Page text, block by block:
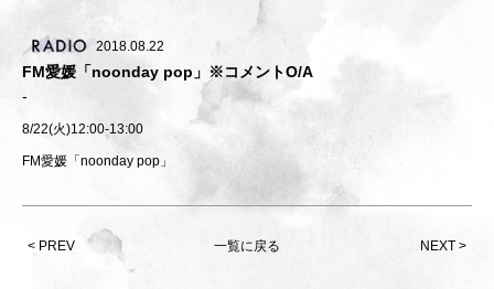
2018.08.22
FM愛媛「noonday pop」※コメントO/A
8/22(火)12:00-13:00
FM愛媛「noonday pop」
< PREV NEXT >
一覧に戻る